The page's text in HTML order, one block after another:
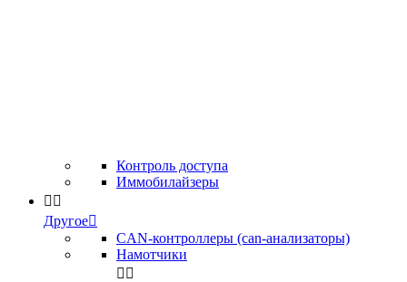
Контроль доступа
Иммобилайзеры
 
Другое
CAN-контроллеры (can-анализаторы)
Намотчики
 